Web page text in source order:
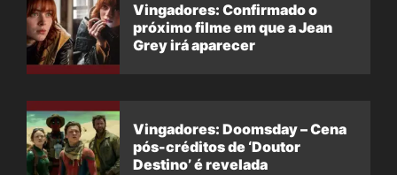
Vingadores: Confirmado o
próximo filme em que a Jean
Grey irá aparecer
Vingadores: Doomsday – Cena
pós-créditos de ‘Doutor
Destino’ é revelada